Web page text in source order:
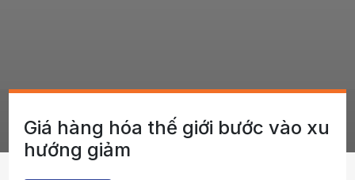
Giá hàng hóa thế giới bước vào xu
hướng giảm